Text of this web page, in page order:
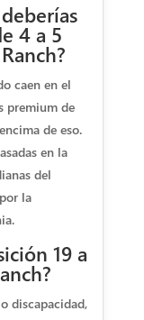
4 a 5
caen en el
premium de
de eso.
en la
del
la
19 a
discapacidad,